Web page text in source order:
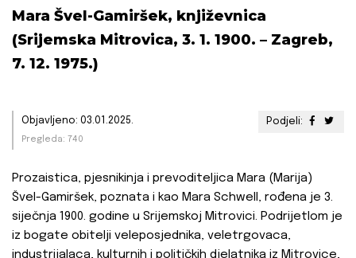
Mara Švel-Gamiršek, književnica
(Srijemska Mitrovica, 3. 1. 1900. – Zagreb,
7. 12. 1975.)
Podjeli:
Objavljeno: 03.01.2025.
Pregleda: 740
Prozaistica, pjesnikinja i prevoditeljica Mara (Marija)
Švel-Gamiršek, poznata i kao Mara Schwell, rođena je 3.
siječnja 1900. godine u Srijemskoj Mitrovici. Podrijetlom je
iz bogate obitelji veleposjednika, veletrgovaca,
industrijalaca, kulturnih i političkih djelatnika iz Mitrovice,